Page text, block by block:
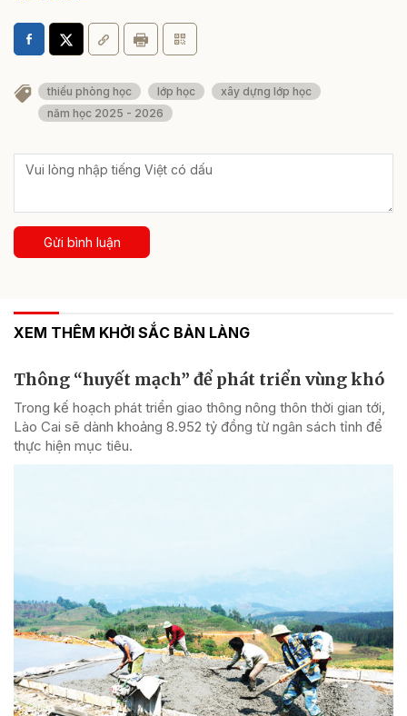
thiếu phòng học lớp học
xây dựng lớp học
năm học 2025 - 2026
Gửi bình luận
XEM THÊM KHỞI SẮC BẢN LÀNG
Thông “huyết mạch” để phát triển vùng khó
Trong kế hoạch phát triển giao thông nông thôn thời gian tới,
Lào Cai sẽ dành khoảng 8.952 tỷ đồng từ ngân sách tỉnh để
thực hiện mục tiêu.